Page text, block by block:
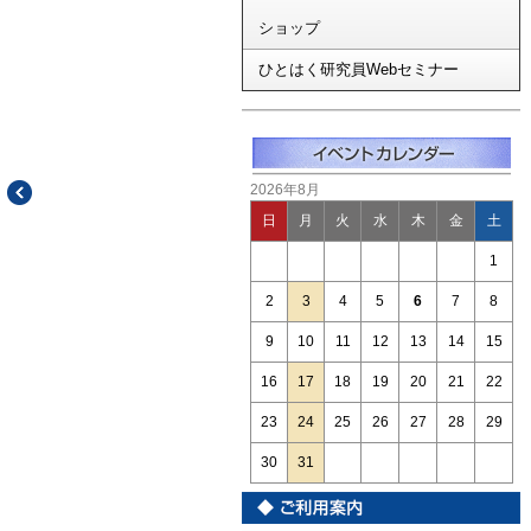
ショップ
ひとはく研究員Webセミナー
2026年8月
日 月 火 水 木 金 土
1
2 3 4 5 6 7 8
9 10 11 12 13 14 15
16 17 18 19 20 21 22
23 24 25 26 27 28 29
30 31